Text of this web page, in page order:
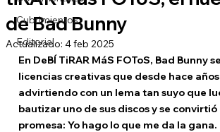
Cubrimientos
Editorial
de Bad Bunny
Actualizado: 4 feb 2025
En DeBÍ TiRAR MáS FOToS, Bad Bunny
licencias creativas que desde hace
advirtiendo con un lema tan suyo que
bautizar uno de sus discos y se convirtió
promesa: Yo hago lo que me da la